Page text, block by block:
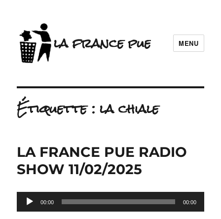
la france pue MENU
Étiquette :la chiale
LA FRANCE PUE RADIO
SHOW 11/02/2025
Lecteur
audio
00:00 00:00